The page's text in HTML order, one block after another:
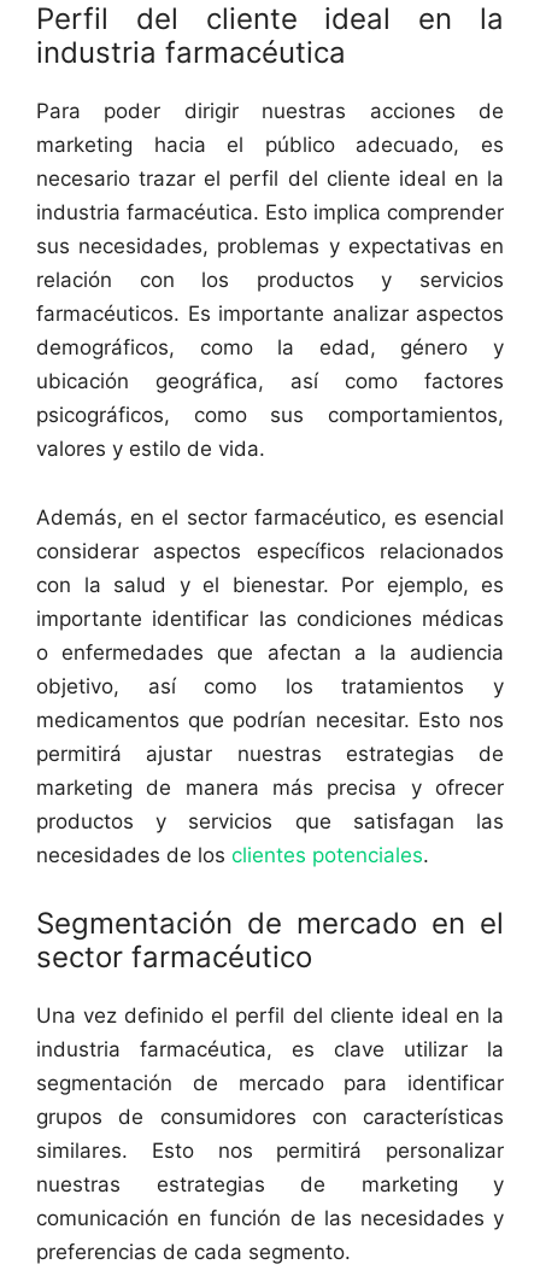
Perfil del cliente ideal en la
industria farmacéutica
Para poder dirigir nuestras acciones de
marketing hacia el público adecuado, es
necesario trazar el perfil del cliente ideal en la
industria farmacéutica. Esto implica comprender
sus necesidades, problemas y expectativas en
relación con los productos y servicios
farmacéuticos. Es importante analizar aspectos
demográficos, como la edad, género y
ubicación geográfica, así como factores
psicográficos, como sus comportamientos,
valores y estilo de vida.
Además, en el sector farmacéutico, es esencial
considerar aspectos específicos relacionados
con la salud y el bienestar. Por ejemplo, es
importante identificar las condiciones médicas
o enfermedades que afectan a la audiencia
objetivo, así como los tratamientos y
medicamentos que podrían necesitar. Esto nos
permitirá ajustar nuestras estrategias de
marketing de manera más precisa y ofrecer
productos y servicios que satisfagan las
necesidades de los clientes potenciales.
Segmentación de mercado en el
sector farmacéutico
Una vez definido el perfil del cliente ideal en la
industria farmacéutica, es clave utilizar la
segmentación de mercado para identificar
grupos de consumidores con características
similares. Esto nos permitirá personalizar
nuestras estrategias de marketing y
comunicación en función de las necesidades y
preferencias de cada segmento.